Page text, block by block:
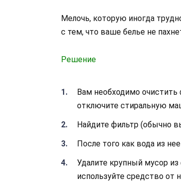
Мелочь, которую иногда
с тем, что ваше белье не
Решение
Вам необходимо очистить
отключите стиральную
Найдите фильтр (обычно
После того как вода из
Удалите крупный мусор
используйте средство от